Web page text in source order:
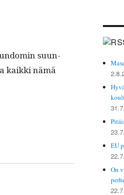
suun­
kaik­ki nämä
EU
On